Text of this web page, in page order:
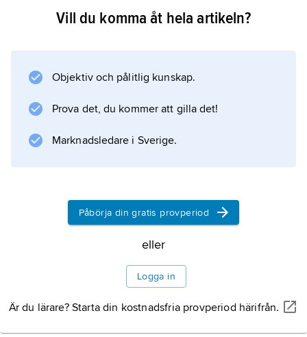
Ovansidan är grå och tätt besatt med korta
Vill du komma åt hela artikeln?
Objektiv och pålitlig kunskap.
Prova det, du kommer att gilla det!
Marknadsledare i Sverige.
Påbörja din gratis provperiod
eller
Logga in
Är du lärare? Starta din kostnadsfria provperiod härifrån.